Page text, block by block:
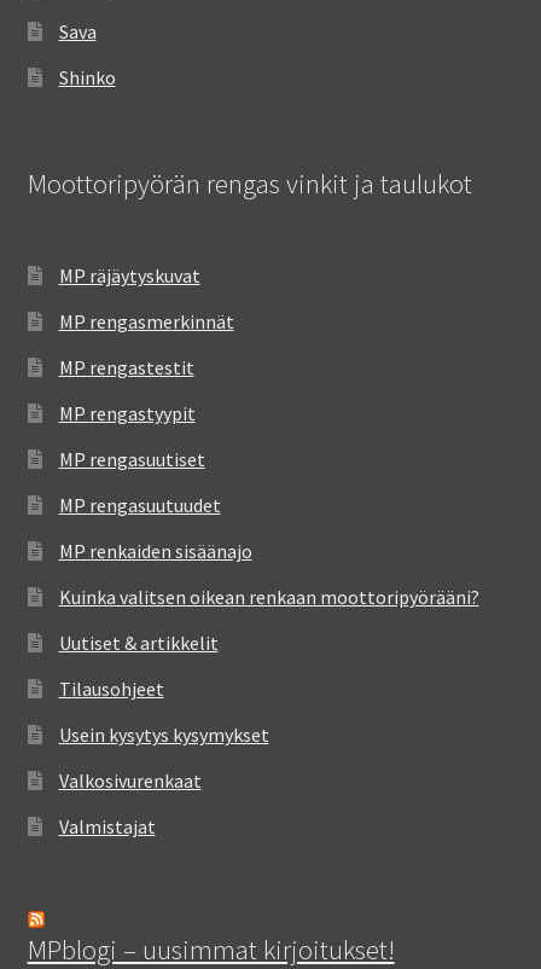
Sava
Shinko
Moottoripyörän rengas vinkit ja taulukot
MP räjäytyskuvat
MP rengasmerkinnät
MP rengastestit
MP rengastyypit
MP rengasuutiset
MP rengasuutuudet
MP renkaiden sisäänajo
Kuinka valitsen oikean renkaan moottoripyörääni?
Uutiset & artikkelit
Tilausohjeet
Usein kysytys kysymykset
Valkosivurenkaat
Valmistajat
MPblogi – uusimmat kirjoitukset!